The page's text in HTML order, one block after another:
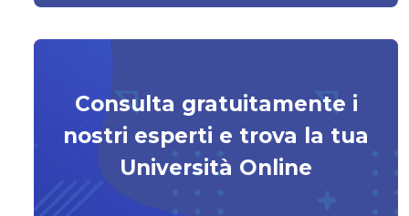
Consulta gratuitamente i
nostri esperti e trova la tua
Università Online